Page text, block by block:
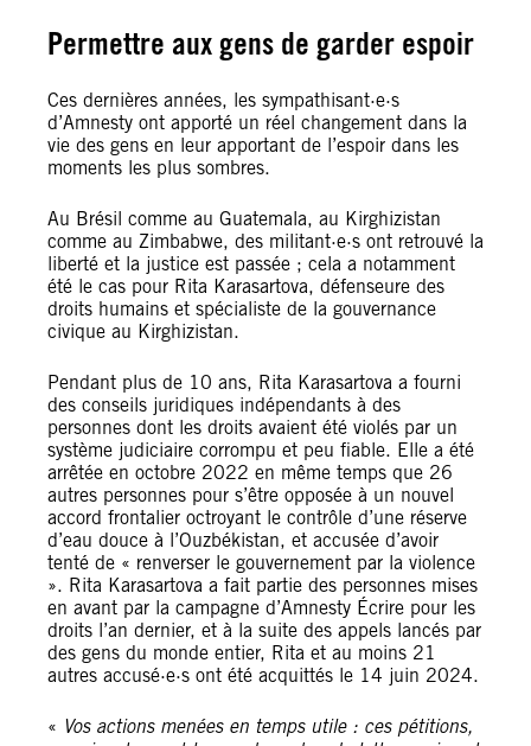
Permettre aux gens de garder espoir
Ces dernières années, les sympathisant·e·s
d’Amnesty ont apporté un réel changement dans la
vie des gens en leur apportant de l’espoir dans les
moments les plus sombres.
Au Brésil comme au Guatemala, au Kirghizistan
comme au Zimbabwe, des militant·e·s ont retrouvé la
liberté et la justice est passée ; cela a notamment
été le cas pour Rita Karasartova, défenseure des
droits humains et spécialiste de la gouvernance
civique au Kirghizistan.
Pendant plus de 10 ans, Rita Karasartova a fourni
des conseils juridiques indépendants à des
personnes dont les droits avaient été violés par un
système judiciaire corrompu et peu fiable. Elle a été
arrêtée en octobre 2022 en même temps que 26
autres personnes pour s’être opposée à un nouvel
accord frontalier octroyant le contrôle d’une réserve
d’eau douce à l’Ouzbékistan, et accusée d’avoir
tenté de « renverser le gouvernement par la violence
». Rita Karasartova a fait partie des personnes mises
en avant par la campagne d’Amnesty Écrire pour les
droits l’an dernier, et à la suite des appels lancés par
des gens du monde entier, Rita et au moins 21
autres accusé·e·s ont été acquittés le 14 juin 2024.
« Vos actions menées en temps utile : ces pétitions,